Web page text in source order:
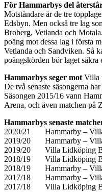
För Hammarbys del
Motståndare är de tre
Edsbyn. Men också tre lag
Broberg, Vetlanda och
poäng mot dessa lag i första
Vetlanda och Sandviken. Så
poängskörden bör laget säkra
Hammarbys seger mot Villa
De två senaste säsongerna
Säsongen 2015/16 vann
Arena, och även matchen på
Hammarbys senaste
2020/21 Hammarby –
2019/20 Hammarby –
2019/20 Villa
2018/19 Villa
2018/19 Hammarby –
2017/18 Hammarby –
2017/18 Villa